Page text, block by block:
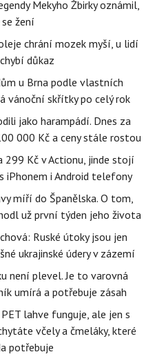
Mekyho Žbirky oznámil,
žení
chrání mozek myší, u lidí
důkaz
u Brna podle vlastních
vánoční skřítky po celý rok
jako harampádí. Dnes za
000 Kč a ceny stále rostou
299 Kč v Actionu, jinde stojí
iPhonem i Android telefony
míří do Španělska. O tom,
už první týden jeho života
Ruské útoky jsou jen
ukrajinské údery v zázemí
není plevel. Je to varovná
umírá a potřebuje zásah
lahve funguje, ale jen s
včely a čmeláky, které
potřebuje